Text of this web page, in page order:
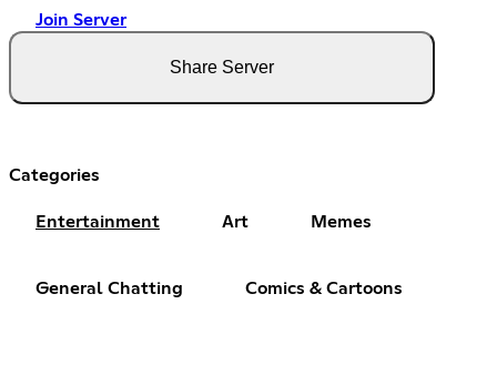
Join Server
Share Server
Categories
Entertainment Art Memes
General Chatting Comics & Cartoons